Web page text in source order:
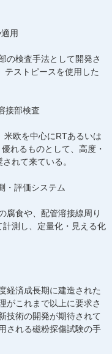
用
の検査手法として開発さ
テストピースを使用した
接部検査
米欧を中心にRTあるいは
れるものとして、高度・
れて来ている。
・評価システム
腐食や、配管溶接線周り
測し、定量化・見える化
経済成長期に建造された
がこれまで以上に要求さ
技術の開発が期待されて
される磁粉探傷試験の手